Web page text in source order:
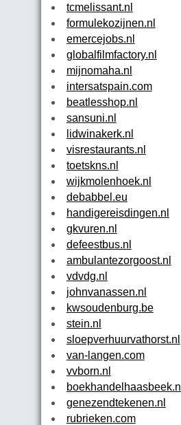
tcmelissant.nl
formulekozijnen.nl
emercejobs.nl
globalfilmfactory.nl
mijnomaha.nl
intersatspain.com
beatlesshop.nl
sansuni.nl
lidwinakerk.nl
visrestaurants.nl
toetskns.nl
wijkmolenhoek.nl
debabbel.eu
handigereisdingen.nl
gkvuren.nl
defeestbus.nl
ambulantezorgoost.nl
vdvdg.nl
johnvanassen.nl
kwsoudenburg.be
stein.nl
sloepverhuurvathorst.nl
van-langen.com
vvborn.nl
boekhandelhaasbeek.nl
genezendtekenen.nl
rubrieken.com